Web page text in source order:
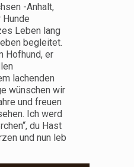
-Anhalt,
Leben lang
begleitet.
Hofhund, er
lachenden
wünschen wir
und freuen
Ich werd
du Hast
und nun leb